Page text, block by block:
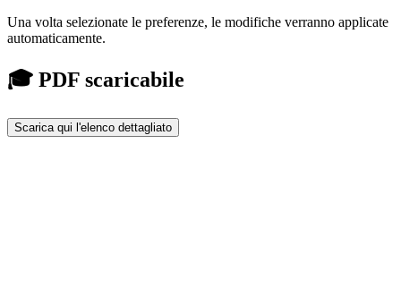
Una volta selezionate le preferenze, le modifiche verranno applicate
automaticamente.
🎓 PDF scaricabile
Scarica qui l'elenco dettagliato